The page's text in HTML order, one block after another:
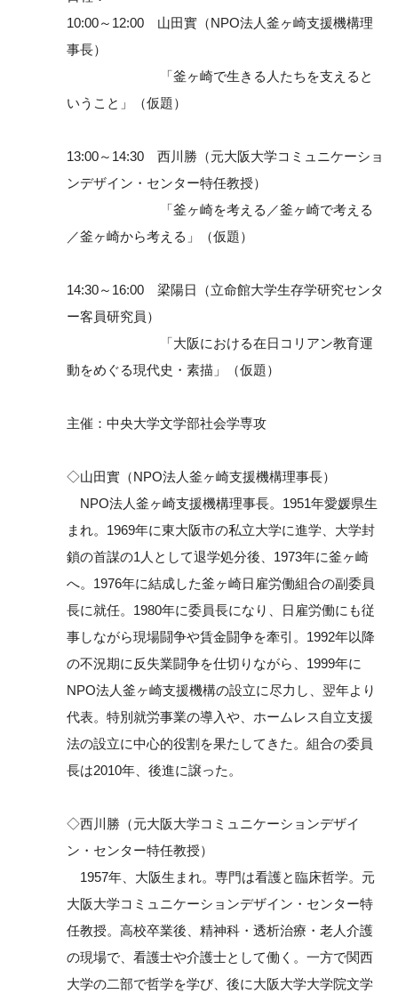
10:00～12:00 山田實（NPO法人釜ヶ崎支援機構理
事長）
「釜ヶ崎で生きる人たちを支えると
いうこと」（仮題）
13:00～14:30 西川勝（元大阪大学コミュニケーショ
ンデザイン・センター特任教授）
「釜ヶ崎を考える／釜ヶ崎で考える
／釜ヶ崎から考える」（仮題）
14:30～16:00 梁陽日（立命館大学生存学研究センタ
ー客員研究員）
「大阪における在日コリアン教育運
動をめぐる現代史・素描」（仮題）
主催：中央大学文学部社会学専攻
◇山田實（NPO法人釜ヶ崎支援機構理事長）
NPO法人釜ヶ崎支援機構理事長。1951年愛媛県生
まれ。1969年に東大阪市の私立大学に進学、大学封
鎖の首謀の1人として退学処分後、1973年に釜ヶ崎
へ。1976年に結成した釜ヶ崎日雇労働組合の副委員
長に就任。1980年に委員長になり、日雇労働にも従
事しながら現場闘争や賃金闘争を牽引。1992年以降
の不況期に反失業闘争を仕切りながら、1999年に
NPO法人釜ヶ崎支援機構の設立に尽力し、翌年より
代表。特別就労事業の導入や、ホームレス自立支援
法の設立に中心的役割を果たしてきた。組合の委員
長は2010年、後進に譲った。
◇西川勝（元大阪大学コミュニケーションデザイ
ン・センター特任教授）
1957年、大阪生まれ。専門は看護と臨床哲学。元
大阪大学コミュニケーションデザイン・センター特
任教授。高校卒業後、精神科・透析治療・老人介護
の現場で、看護士や介護士として働く。一方で関西
大学の二部で哲学を学び、後に大阪大学大学院文学